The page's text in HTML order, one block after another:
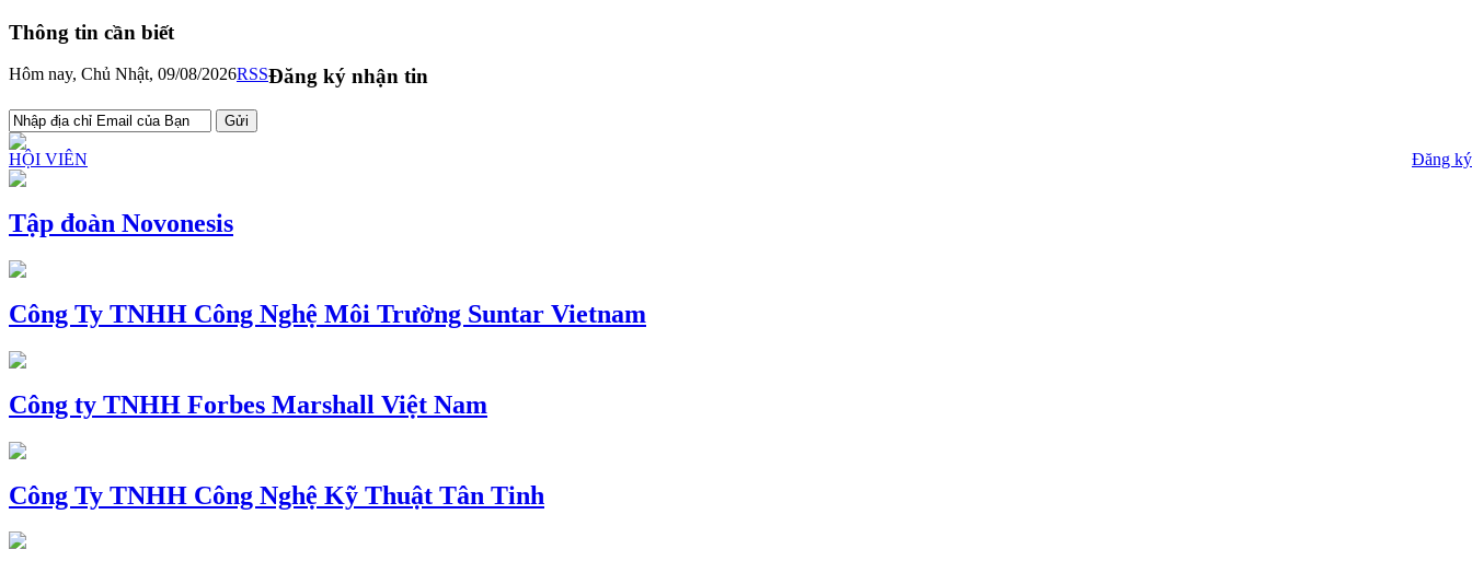
Thông tin cần biết
Hôm nay, Chủ Nhật, 09/08/2026RSSĐăng ký nhận tin
HỘI VIÊN Đăng ký
Tập đoàn Novonesis
Công Ty TNHH Công Nghệ Môi Trường Suntar Vietnam
Công ty TNHH Forbes Marshall Việt Nam
Công Ty TNHH Công Nghệ Kỹ Thuật Tân Tinh